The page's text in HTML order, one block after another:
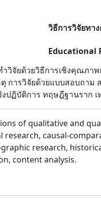
วิธีการวิจัยทา
Educational
จัยด้วยวิธีการเชิงคุณภาพ
ตุ การวิจัยด้วยแบบสอบถา
งปฏิบัติการ ทฤษฎีฐานรา
of qualitative and
research, causal-
research,
content analysis.